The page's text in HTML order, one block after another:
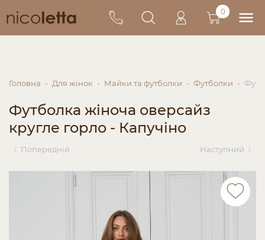
0
Головна Для жінок Майки та футболки Футболки
Футболка жіноча оверсайз
кругле горло - Капучіно
Попередній Наступний